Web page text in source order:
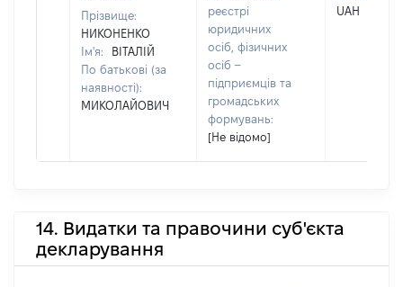
Прізвище:
НИКОНЕНКО
Ім'я:
ВІТАЛІЙ
По батькові (за
наявності):
МИКОЛАЙОВИЧ
реєстрі
юридичних
осіб, фізичних
осіб –
підприємців та
громадських
формувань:
[Не відомо]
UAH
14. Видатки та правочини суб'єкта
декларування